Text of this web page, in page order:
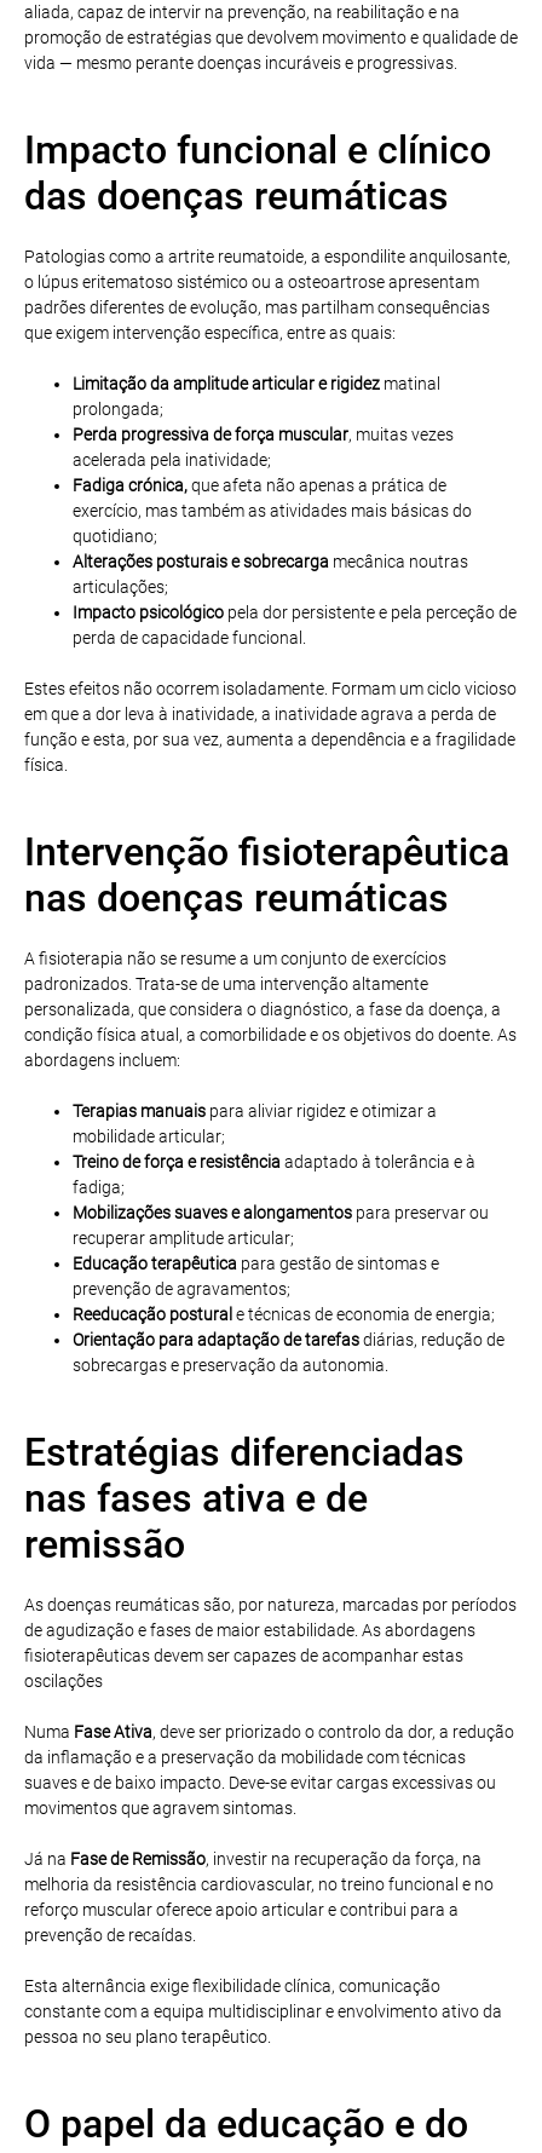
aliada, capaz de intervir na prevenção, na reabilitação e na
promoção de estratégias que devolvem movimento e qualidade de
vida — mesmo perante doenças incuráveis e progressivas.
Impacto funcional e clínico
das doenças reumáticas
Patologias como a artrite reumatoide, a espondilite anquilosante,
o lúpus eritematoso sistémico ou a osteoartrose apresentam
padrões diferentes de evolução, mas partilham consequências
que exigem intervenção específica, entre as quais:
Limitação da amplitude articular e rigidez matinal
prolongada;
Perda progressiva de força muscular, muitas vezes
acelerada pela inatividade;
Fadiga crónica,que afeta não apenas a prática de
exercício, mas também as atividades mais básicas do
quotidiano;
Alterações posturais e sobrecarga mecânica noutras
articulações;
Impacto psicológico pela dor persistente e pela perceção de
perda de capacidade funcional.
Estes efeitos não ocorrem isoladamente. Formam um ciclo vicioso
em que a dor leva à inatividade, a inatividade agrava a perda de
função e esta, por sua vez, aumenta a dependência e a fragilidade
física.
Intervenção fisioterapêutica
nas doenças reumáticas
A fisioterapia não se resume a um conjunto de exercícios
padronizados. Trata-se de uma intervenção altamente
personalizada, que considera o diagnóstico, a fase da doença, a
condição física atual, a comorbilidade e os objetivos do doente. As
abordagens incluem:
Terapias manuais para aliviar rigidez e otimizar a
mobilidade articular;
Treino de força e resistência adaptado à tolerância e à
fadiga;
Mobilizações suaves e alongamentos para preservar ou
recuperar amplitude articular;
Educação terapêutica para gestão de sintomas e
prevenção de agravamentos;
Reeducação postural e técnicas de economia de energia;
Orientação para adaptação de tarefasdiárias, redução de
sobrecargas e preservação da autonomia.
Estratégias diferenciadas
nas fases ativa e de
remissão
As doenças reumáticas são, por natureza, marcadas por períodos
de agudização e fases de maior estabilidade. As abordagens
fisioterapêuticas devem ser capazes de acompanhar estas
oscilações
Numa Fase Ativa, deve ser priorizado o controlo da dor, a redução
da inflamação e a preservação da mobilidade com técnicas
suaves e de baixo impacto. Deve-se evitar cargas excessivas ou
movimentos que agravem sintomas.
Já na Fase de Remissão, investir na recuperação da força, na
melhoria da resistência cardiovascular, no treino funcional e no
reforço muscular oferece apoio articular e contribui para a
prevenção de recaídas.
Esta alternância exige flexibilidade clínica, comunicação
constante com a equipa multidisciplinar e envolvimento ativo da
pessoa no seu plano terapêutico.
O papel da educação e do